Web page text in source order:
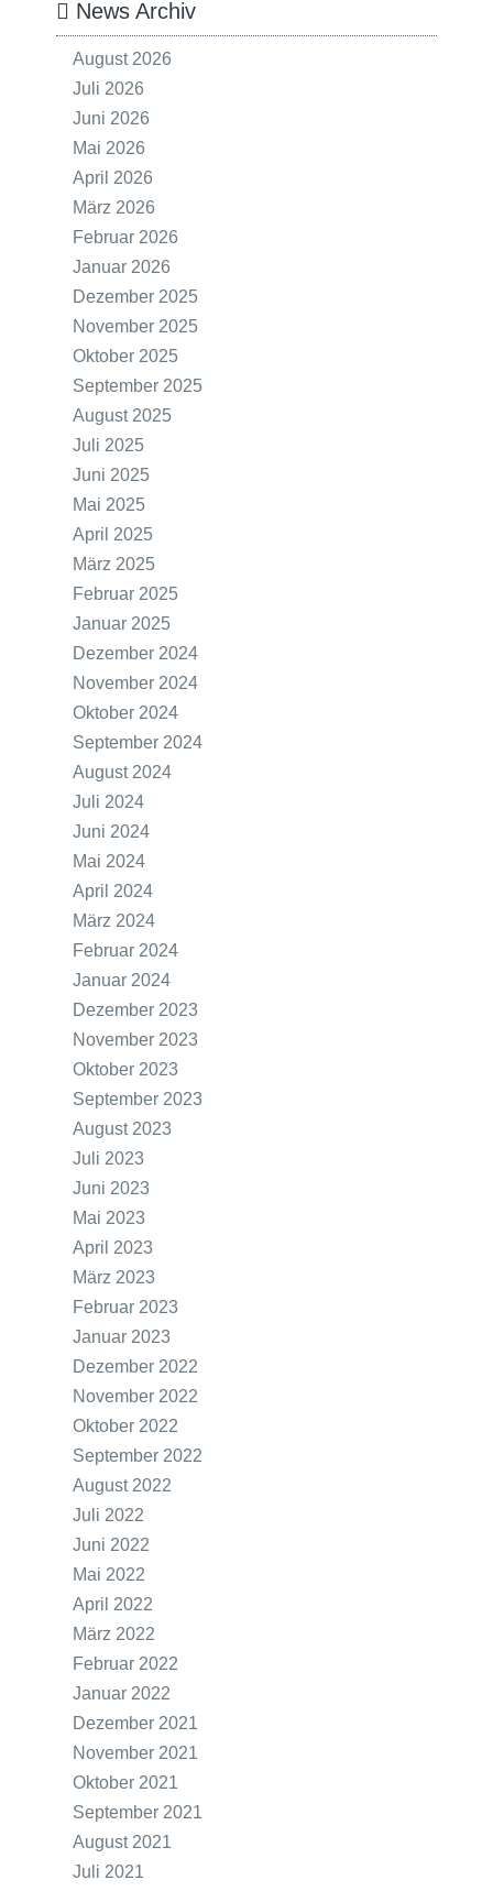
News Archiv
August 2026
Juli 2026
Juni 2026
Mai 2026
April 2026
März 2026
Februar 2026
Januar 2026
Dezember 2025
November 2025
Oktober 2025
September 2025
August 2025
Juli 2025
Juni 2025
Mai 2025
April 2025
März 2025
Februar 2025
Januar 2025
Dezember 2024
November 2024
Oktober 2024
September 2024
August 2024
Juli 2024
Juni 2024
Mai 2024
April 2024
März 2024
Februar 2024
Januar 2024
Dezember 2023
November 2023
Oktober 2023
September 2023
August 2023
Juli 2023
Juni 2023
Mai 2023
April 2023
März 2023
Februar 2023
Januar 2023
Dezember 2022
November 2022
Oktober 2022
September 2022
August 2022
Juli 2022
Juni 2022
Mai 2022
April 2022
März 2022
Februar 2022
Januar 2022
Dezember 2021
November 2021
Oktober 2021
September 2021
August 2021
Juli 2021